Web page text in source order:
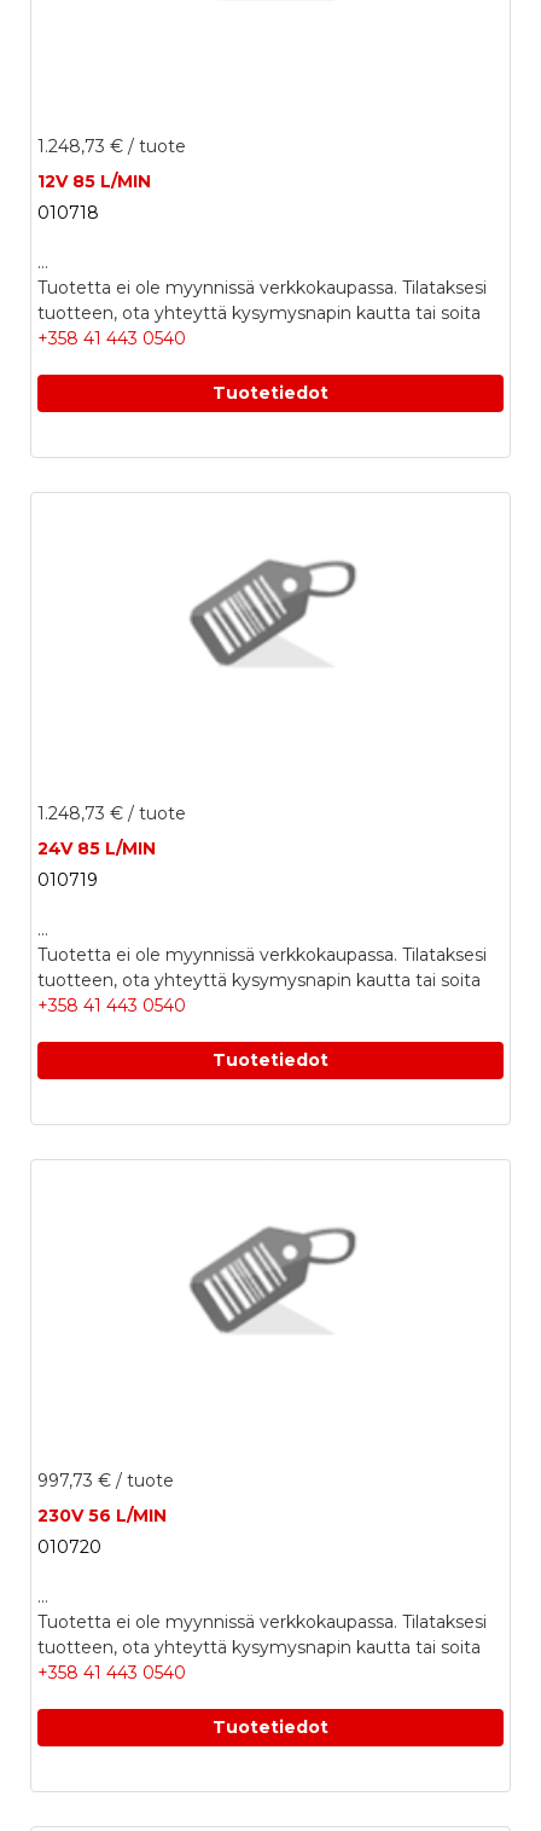
1.248,73 € / tuote
12V 85 L/MIN
010718
...
Tuotetta ei ole myynnissä verkkokaupassa. Tilataksesi
tuotteen, ota yhteyttä kysymysnapin kautta tai soita
+358 41 443 0540
Tuotetiedot
1.248,73 € / tuote
24V 85 L/MIN
010719
...
Tuotetta ei ole myynnissä verkkokaupassa. Tilataksesi
tuotteen, ota yhteyttä kysymysnapin kautta tai soita
+358 41 443 0540
Tuotetiedot
997,73 € / tuote
230V 56 L/MIN
010720
...
Tuotetta ei ole myynnissä verkkokaupassa. Tilataksesi
tuotteen, ota yhteyttä kysymysnapin kautta tai soita
+358 41 443 0540
Tuotetiedot